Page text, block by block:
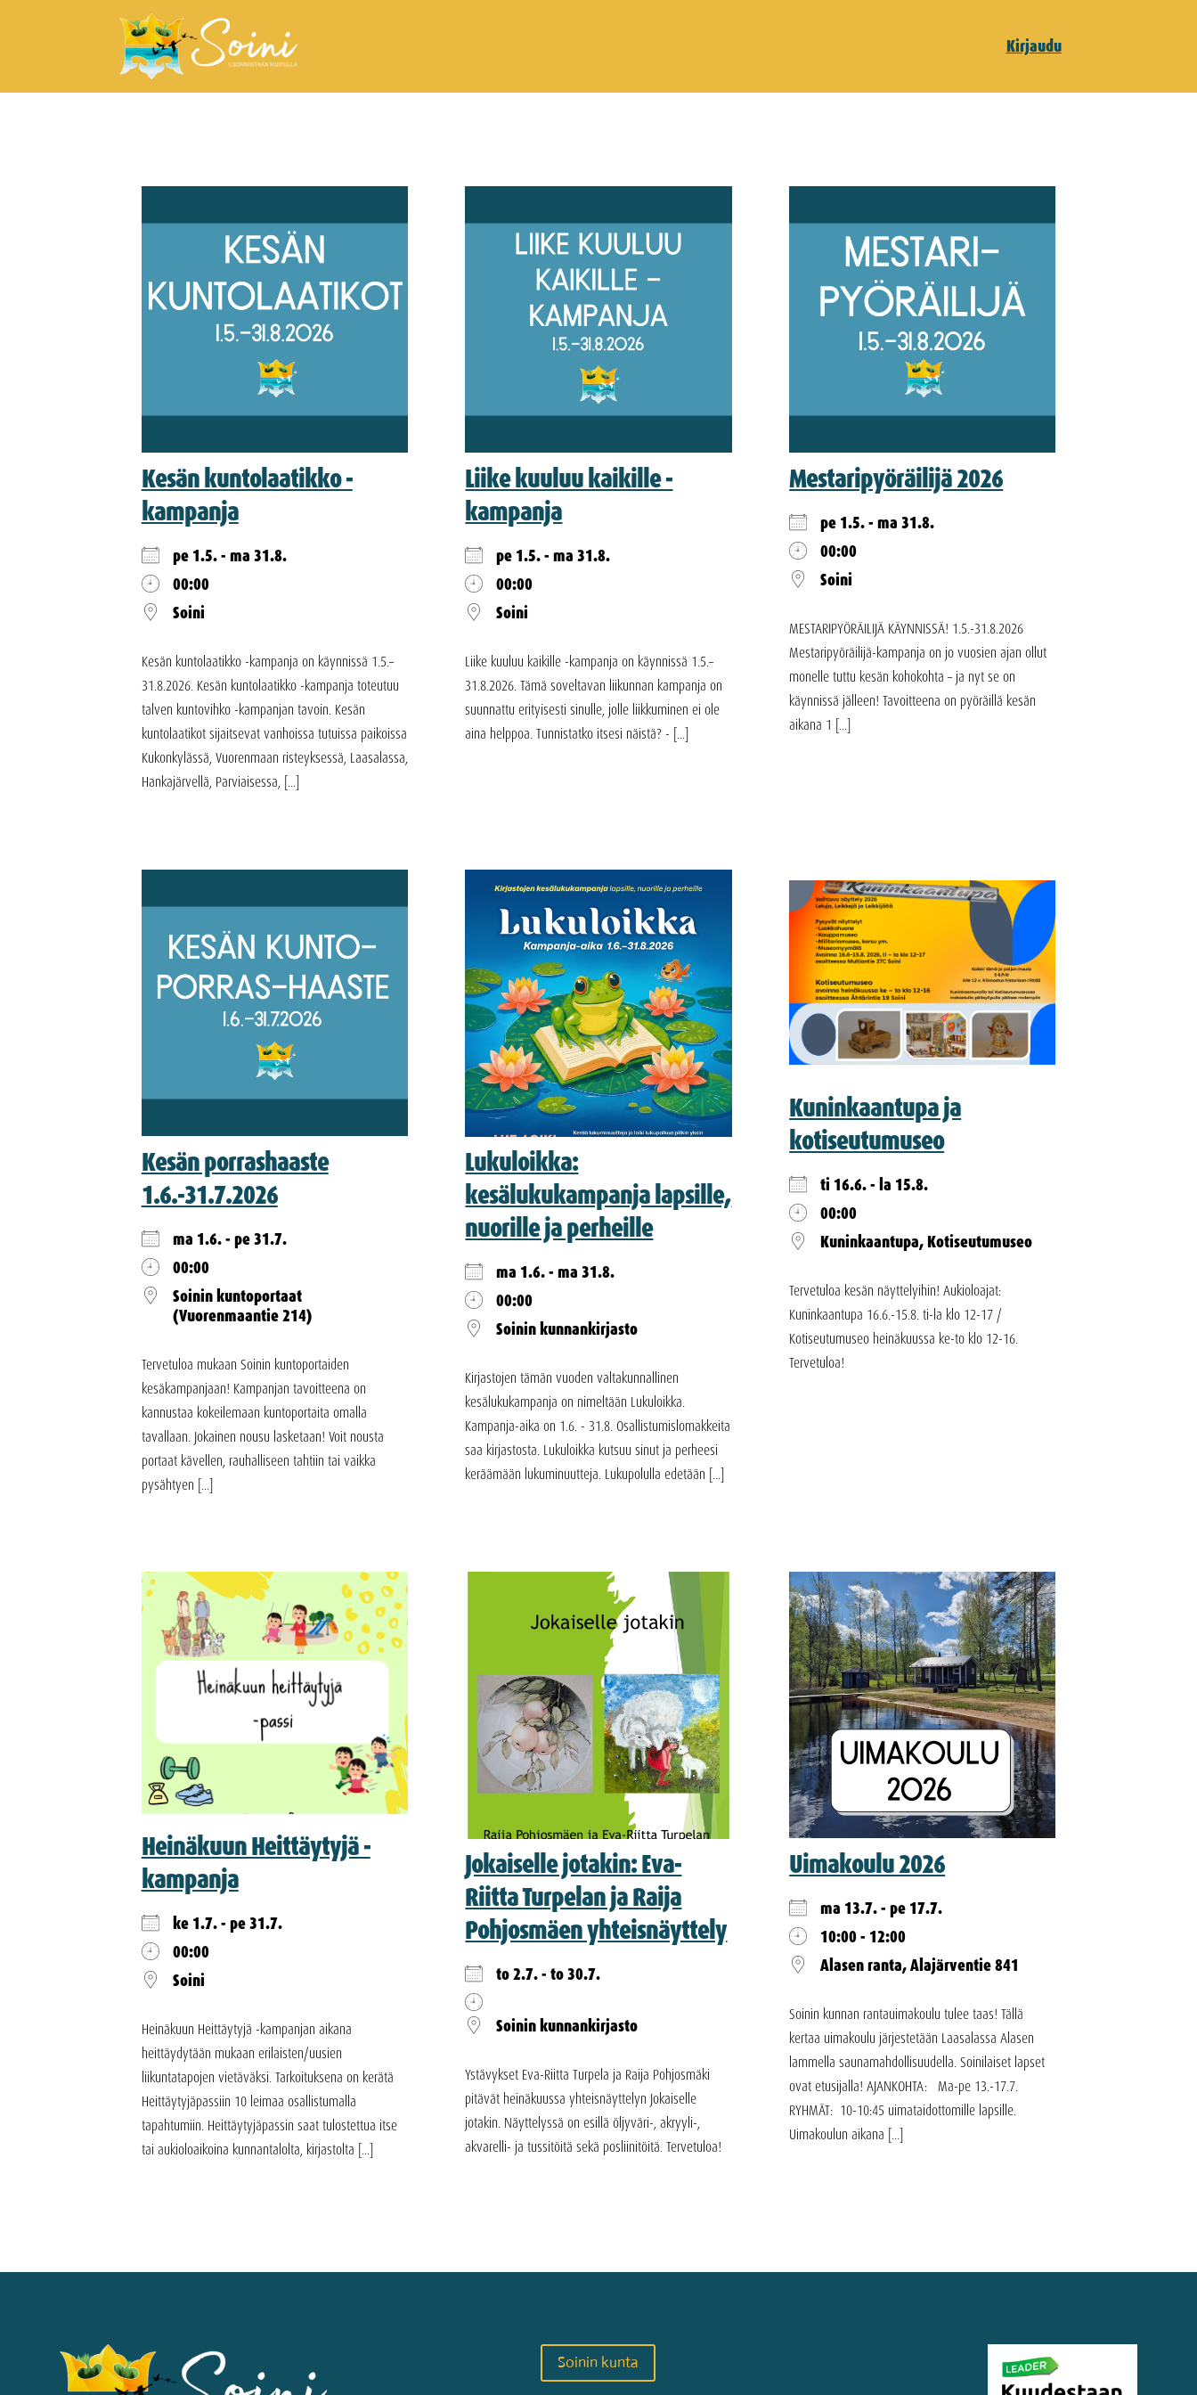
Kirjaudu
Kesän kuntolaatikko -
kampanja
pe 1.5. - ma 31.8.
00:00
Soini
Kesän kuntolaatikko -kampanja on käynnissä 1.5.–
31.8.2026. Kesän kuntolaatikko -kampanja toteutuu
talven kuntovihko -kampanjan tavoin. Kesän
kuntolaatikot sijaitsevat vanhoissa tutuissa paikoissa
Kukonkylässä, Vuorenmaan risteyksessä, Laasalassa,
Hankajärvellä, Parviaisessa, [...]
Liike kuuluu kaikille -
kampanja
pe 1.5. - ma 31.8.
00:00
Soini
Liike kuuluu kaikille -kampanja on käynnissä 1.5.–
31.8.2026. Tämä soveltavan liikunnan kampanja on
suunnattu erityisesti sinulle, jolle liikkuminen ei ole
aina helppoa. Tunnistatko itsesi näistä? - [...]
Mestaripyöräilijä 2026
pe 1.5. - ma 31.8.
00:00
Soini
MESTARIPYÖRÄILIJÄ KÄYNNISSÄ! 1.5.-31.8.2026
Mestaripyöräilijä-kampanja on jo vuosien ajan ollut
monelle tuttu kesän kohokohta – ja nyt se on
käynnissä jälleen! Tavoitteena on pyöräillä kesän
aikana 1 [...]
Kesän porrashaaste
1.6.-31.7.2026
ma 1.6. - pe 31.7.
00:00
Soinin kuntoportaat
(Vuorenmaantie 214)
Tervetuloa mukaan Soinin kuntoportaiden
kesäkampanjaan! Kampanjan tavoitteena on
kannustaa kokeilemaan kuntoportaita omalla
tavallaan. Jokainen nousu lasketaan! Voit nousta
portaat kävellen, rauhalliseen tahtiin tai vaikka
pysähtyen [...]
Lukuloikka:
kesälukukampanja lapsille,
nuorille ja perheille
ma 1.6. - ma 31.8.
00:00
Soinin kunnankirjasto
Kirjastojen tämän vuoden valtakunnallinen
kesälukukampanja on nimeltään Lukuloikka.
Kampanja-aika on 1.6. - 31.8. Osallistumislomakkeita
saa kirjastosta. Lukuloikka kutsuu sinut ja perheesi
keräämään lukuminuutteja. Lukupolulla edetään [...]
Kuninkaantupa ja
kotiseutumuseo
ti 16.6. - la 15.8.
00:00
Kuninkaantupa, Kotiseutumuseo
Tervetuloa kesän näyttelyihin! Aukioloajat:
Kuninkaantupa 16.6.-15.8. ti-la klo 12-17 /
Kotiseutumuseo heinäkuussa ke-to klo 12-16.
Tervetuloa!
Heinäkuun Heittäytyjä -
kampanja
ke 1.7. - pe 31.7.
00:00
Soini
Heinäkuun Heittäytyjä -kampanjan aikana
heittäydytään mukaan erilaisten/uusien
liikuntatapojen vietäväksi. Tarkoituksena on kerätä
Heittäytyjäpassiin 10 leimaa osallistumalla
tapahtumiin. Heittäytyjäpassin saat tulostettua itse
tai aukioloaikoina kunnantalolta, kirjastolta [...]
Jokaiselle jotakin: Eva-
Riitta Turpelan ja Raija
Pohjosmäen yhteisnäyttely
to 2.7. - to 30.7.
Soinin kunnankirjasto
Ystävykset Eva-Riitta Turpela ja Raija Pohjosmäki
pitävät heinäkuussa yhteisnäyttelyn Jokaiselle
jotakin. Näyttelyssä on esillä öljyväri-, akryyli-,
akvarelli- ja tussitöitä sekä posliinitöitä. Tervetuloa!
Uimakoulu 2026
ma 13.7. - pe 17.7.
10:00 - 12:00
Alasen ranta, Alajärventie 841
Soinin kunnan rantauimakoulu tulee taas! Tällä
kertaa uimakoulu järjestetään Laasalassa Alasen
lammella saunamahdollisuudella. Soinilaiset lapset
ovat etusijalla! AJANKOHTA: Ma-pe 13.-17.7.
RYHMÄT: 10-10:45 uimataidottomille lapsille.
Uimakoulun aikana [...]
Soinin kunta